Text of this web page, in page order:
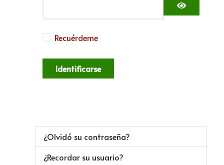
Recuérdeme
Identificarse
¿Olvidó su contraseña?
¿Recordar su usuario?